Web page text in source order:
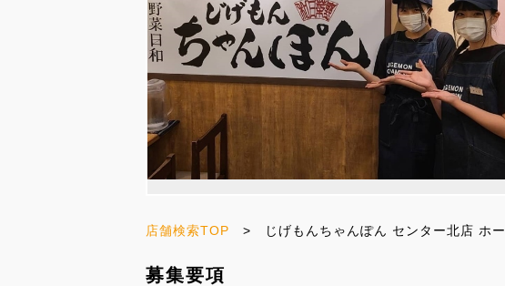
店舗検索TOP > じげもんちゃんぽん センター北店 ホー
募集要項